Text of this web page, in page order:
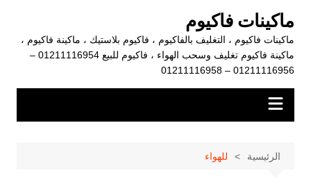
المحتوى
ماكينات فاكيوم
ماكينات فاكيوم ، التغليف بالفاكيوم ، فاكيوم بلاستيك ، ماكينة فاكيوم ،
ماكينة فاكيوم تغليف وسحب الهواء ، فاكيوم للبيع 01211116954 –
01211116956 – 01211116958
الرئيسية للهواء